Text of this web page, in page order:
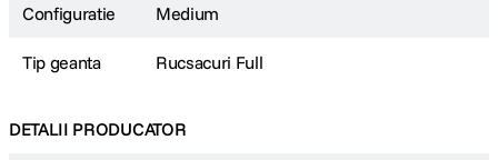
Configuratie Medium
Tip geanta Rucsacuri Full
DETALII PRODUCATOR